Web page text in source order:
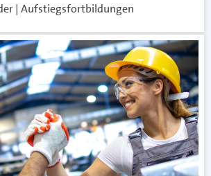
| Aufstiegsfortbildungen